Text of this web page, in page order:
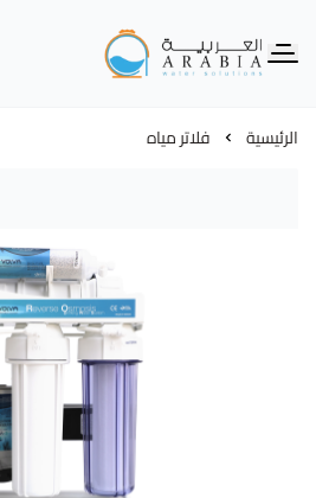
Alarabia Store - متجر العربية
الرئيسية فلاتر مياه